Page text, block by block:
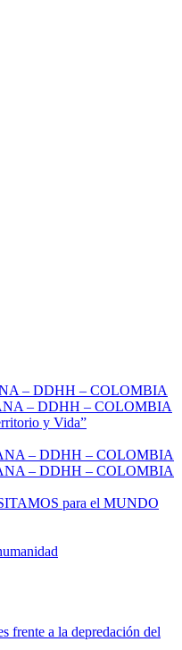
– DDHH – COLOMBIA
– DDHH – COLOMBIA
y Vida”
– DDHH – COLOMBIA
– DDHH – COLOMBIA
para el MUNDO
frente a la depredación del